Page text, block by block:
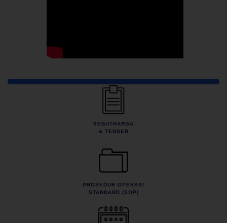
Pautan Pantas
SEBUTHARGA
& TENDER
PROSEDUR OPERASI
STANDARD (SOP)